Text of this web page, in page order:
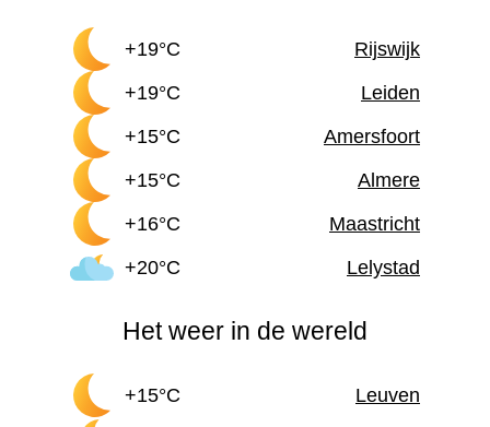
+19°C
Rijswijk
+19°C
Leiden
+15°C
Amersfoort
+15°C
Almere
+16°C
Maastricht
+20°C
Lelystad
Het weer in de wereld
+15°C Leuven